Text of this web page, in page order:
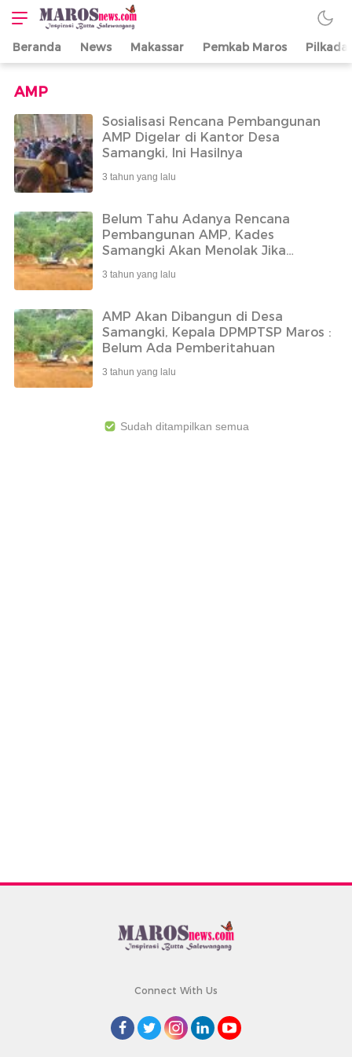
Maros News
Inspirasi Butta
Salewangang
Beranda News Makassar Pemkab Maros Pilkada
AMP
Sosialisasi Rencana Pembangunan
AMP Digelar di Kantor Desa
Samangki, Ini Hasilnya
3 tahun yang lalu
Belum Tahu Adanya Rencana
Pembangunan AMP, Kades
Samangki Akan Menolak Jika
3 tahun yang lalu
AMP Akan Dibangun di Desa
Samangki, Kepala DPMPTSP Maros :
Belum Ada Pemberitahuan
3 tahun yang lalu
Sudah ditampilkan semua
Connect With Us